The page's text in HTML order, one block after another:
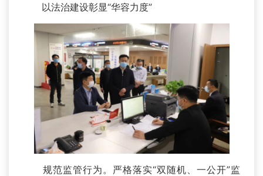
以法治建设彰显“华容力度”
规范监管行为。严格落实“双随机、一公开”监